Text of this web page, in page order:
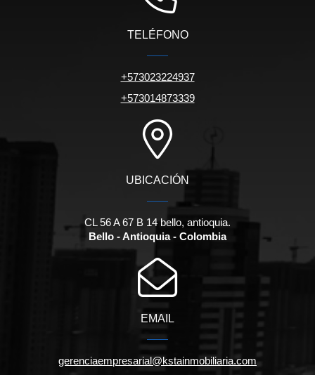
TELÉFONO
+573023224937
+573014873339
UBICACIÓN
CL 56 A 67 B 14 bello, antioquia.
Bello - Antioquia - Colombia
EMAIL
gerenciaempresarial@kstainmobiliaria.com